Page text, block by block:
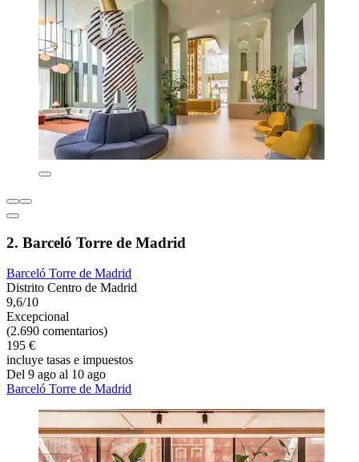
2. Barceló Torre de Madrid
Barceló Torre de Madrid
Distrito Centro de Madrid
9,6/10
Excepcional
(2.690 comentarios)
195 €
incluye tasas e impuestos
Del 9 ago al 10 ago
Barceló Torre de Madrid